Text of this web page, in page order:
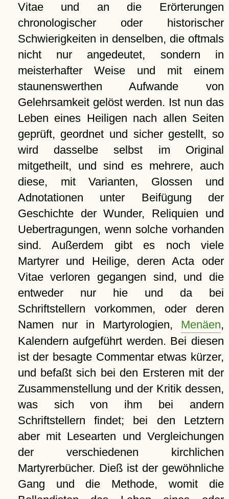
Vitae und an die Erörterungen
chronologischer oder historischer
Schwierigkeiten in denselben, die oftmals
nicht nur angedeutet, sondern in
meisterhafter Weise und mit einem
staunenswerthen Aufwande von
Gelehrsamkeit gelöst werden. Ist nun das
Leben eines Heiligen nach allen Seiten
geprüft, geordnet und sicher gestellt, so
wird dasselbe selbst im Original
mitgetheilt, und sind es mehrere, auch
diese, mit Varianten, Glossen und
Adnotationen unter Beifügung der
Geschichte der Wunder, Reliquien und
Uebertragungen, wenn solche vorhanden
sind. Außerdem gibt es noch viele
Martyrer und Heilige, deren Acta oder
Vitae verloren gegangen sind, und die
entweder nur hie und da bei
Schriftstellern vorkommen, oder deren
Namen nur in Martyrologien, Menäen,
Kalendern aufgeführt werden. Bei diesen
ist der besagte Commentar etwas kürzer,
und befaßt sich bei den Ersteren mit der
Zusammenstellung und der Kritik dessen,
was sich von ihm bei andern
Schriftstellern findet; bei den Letztern
aber mit Lesearten und Vergleichungen
der verschiedenen kirchlichen
Martyrerbücher. Dieß ist der gewöhnliche
Gang und die Methode, womit die